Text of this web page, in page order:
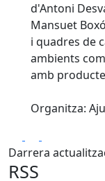
d'Antoni
Mansuet
i quadres de
ambients
amb
Organitza:
Darrera
RSS